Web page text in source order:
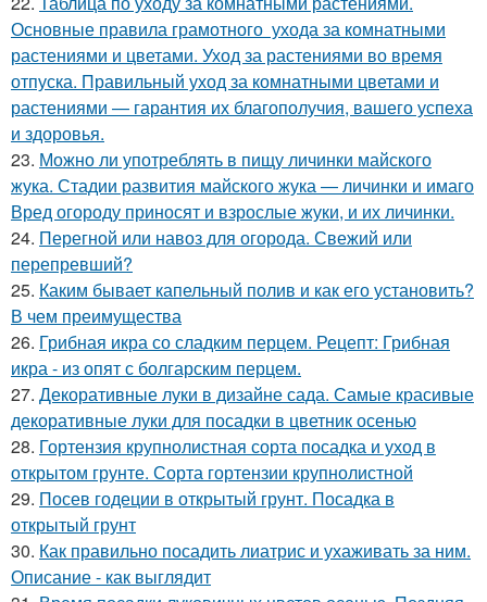
Основные правила грамотного ухода за комнатными
растениями и цветами. Уход за растениями во время
отпуска. Правильный уход за комнатными цветами и
растениями — гарантия их благополучия, вашего успеха
и здоровья.
23. Можно ли употреблять в пищу личинки майского
жука. Стадии развития майского жука — личинки и имаго
Вред огороду приносят и взрослые жуки, и их личинки.
24. Перегной или навоз для огорода. Свежий или
перепревший?
25. Каким бывает капельный полив и как его установить?
В чем преимущества
26. Грибная икра со сладким перцем. Рецепт: Грибная
икра - из опят с болгарским перцем.
27. Декоративные луки в дизайне сада. Самые красивые
декоративные луки для посадки в цветник осенью
28. Гортензия крупнолистная сорта посадка и уход в
открытом грунте. Сорта гортензии крупнолистной
29. Посев годеции в открытый грунт. Посадка в
открытый грунт
30. Как правильно посадить лиатрис и ухаживать за ним.
Описание - как выглядит